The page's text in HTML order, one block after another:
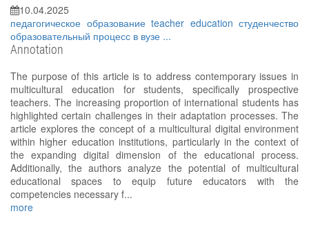
10.04.2025
педагогическое образование teacher education студенчество
образовательный процесс в вузе ...
Annotation
The purpose of this article is to address contemporary issues in
multicultural education for students, specifically prospective
teachers. The increasing proportion of international students has
highlighted certain challenges in their adaptation processes. The
article explores the concept of a multicultural digital environment
within higher education institutions, particularly in the context of
the expanding digital dimension of the educational process.
Additionally, the authors analyze the potential of multicultural
educational spaces to equip future educators with the
competencies necessary f...
more